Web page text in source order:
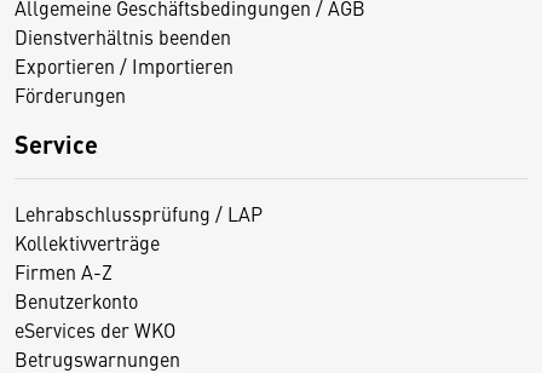
Allgemeine Geschäftsbedingungen / AGB
Dienstverhältnis beenden
Exportieren / Importieren
Förderungen
Service
Lehrabschlussprüfung / LAP
Kollektivverträge
Firmen A-Z
Benutzerkonto
eServices der WKO
Betrugswarnungen